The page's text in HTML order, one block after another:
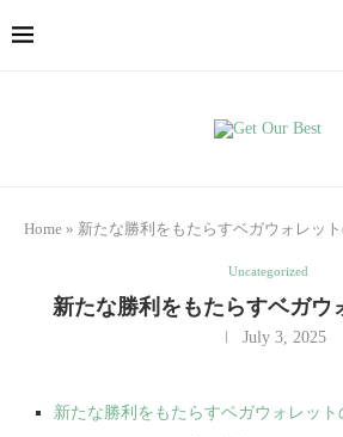
Home » 新たな勝利をもたらすベガウォレッ
Uncategorized
新たな勝利をもたらすベガウ
July 3, 2025
新たな勝利をもたらすベガウォレット